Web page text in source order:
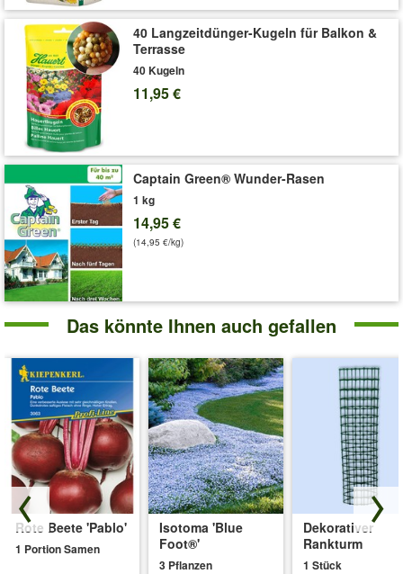
40 Langzeitdünger-Kugeln für Balkon &
Terrasse
40 Kugeln
11,95 €
Captain Green® Wunder-Rasen
1 kg
14,95 €
(14,95 €/kg)
Das könnte Ihnen auch gefallen
Rote Beete 'Pablo'
1 Portion Samen
Isotoma 'Blue
Foot®'
3 Pflanzen
Dekorativer
Rankturm
1 Stück